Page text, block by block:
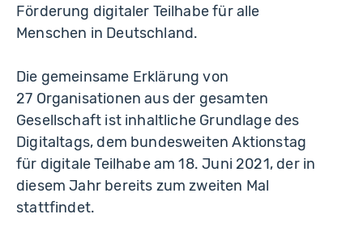
Förderung digitaler Teilhabe für alle
Menschen in Deutschland.
Die gemeinsame Erklärung von
27 Organisationen aus der gesamten
Gesellschaft ist inhaltliche Grundlage des
Digitaltags, dem bundesweiten Aktionstag
für digitale Teilhabe am 18. Juni 2021, der in
diesem Jahr bereits zum zweiten Mal
stattfindet.